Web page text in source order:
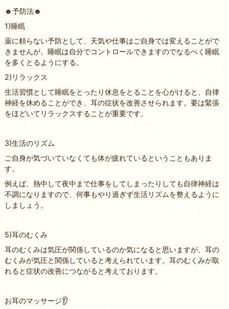
☻予防法☻
1)睡眠
薬に頼らない予防として、天気や仕事はご自身では変えることがで
きませんが、睡眠は自分でコントロールできますのでなるべく睡眠
を多くとるようにする。
2)リラックス
生活習慣として睡眠をとったり休息をとることを心がけると、自律
神経を休めることができ、耳の症状を改善させられます。要は緊張
をほどいてリラックスすることが重要です。
3)生活のリズム
ご自身が気づいていなくても体が疲れているということもありま
す。
例えば、熱中して夜中まで仕事をしてしまったりしても自律神経は
不調になりますので、何事もやり過ぎず生活リズムを整えるように
しましょう。
5)耳のむくみ
耳のむくみは気圧が関係しているのか気になると思いますが、耳の
むくみが気圧と関係していると考えられています。耳のむくみが取
れると症状の改善につながると考えております。
お耳のマッサージ👂